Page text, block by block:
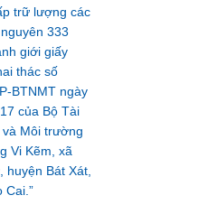
trữ lượng các
333
giới giấy
thác số
BTNMT ngày
của Bộ Tài
và Môi trường
Vi Kẽm, xã
huyện Bát Xát,
Cai.”